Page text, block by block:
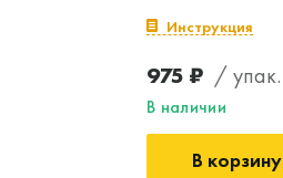
Инструкция
975 ₽ / упак.
В наличии
В корзину